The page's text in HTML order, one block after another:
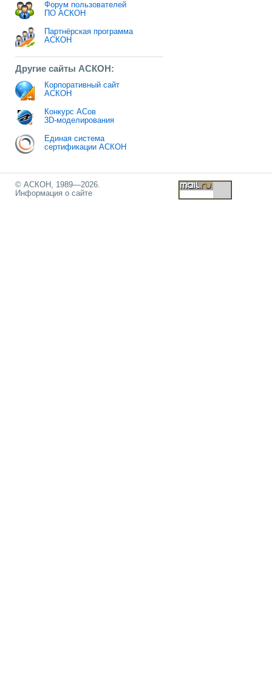
Форум пользователей
ПО АСКОН
Партнёрская программа
АСКОН
Другие сайты АСКОН:
Корпоративный сайт
АСКОН
Конкурс АСов
3D-моделирования
Единая система
сертификации АСКОН
© АСКОН, 1989—2026.
Информация о сайте